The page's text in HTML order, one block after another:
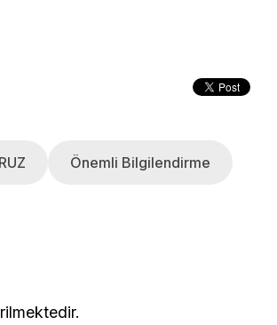
Önemli Bilgilendirme
gönderilmektedir.